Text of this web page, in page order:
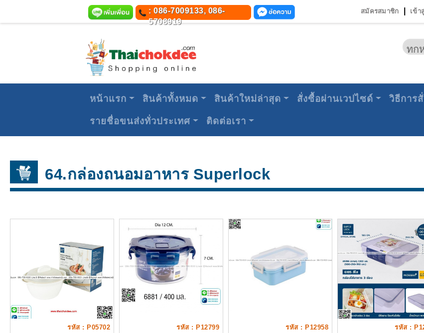
: 086-7009133, 086-
5708919
สมัครสมาชิก เข้า
หน้าแรก สินค้าทั้งหมด สินค้าใหม่ล่าสุด สั่งซื้อผ่านเวปไซด์ วิธีการ
รายชื่อขนส่งทั่วประเทศ ติดต่อเรา
64.กล่องถนอมอาหาร Superlock
รหัส : P05702 รหัส : P12799 รหัส : P12958 รหัส :